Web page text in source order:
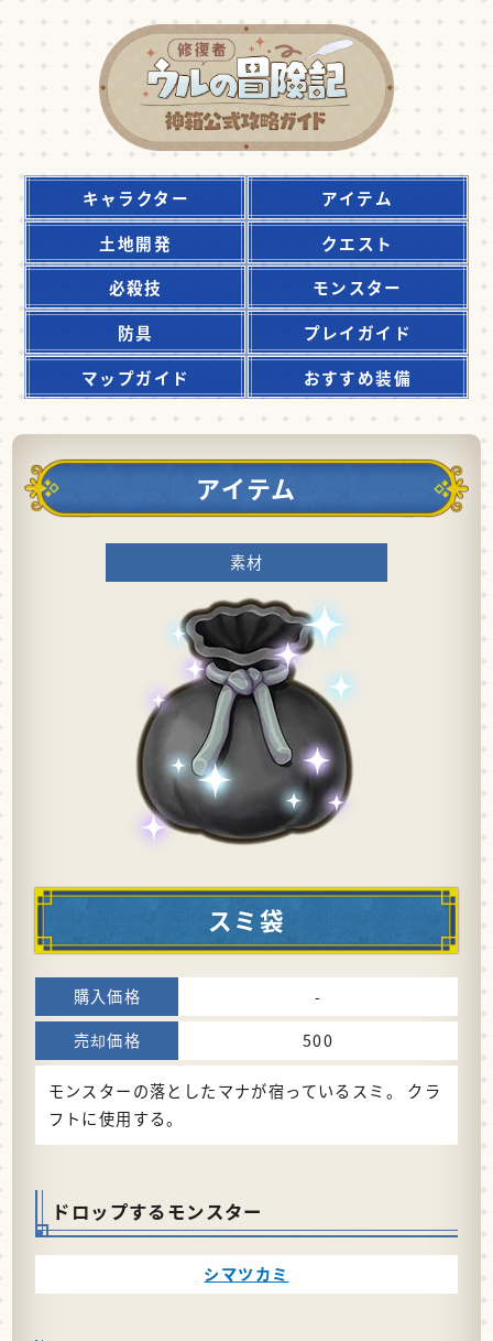
キャラクター
アイテム
土地開発
クエスト
必殺技
モンスター
防具
プレイガイド
マップガイド
おすすめ装備
アイテム
素材
スミ袋
-
500
モンスターの落としたマナが宿っているスミ。 クラ
フトに使用する。
ドロップするモンスター
シマツカミ